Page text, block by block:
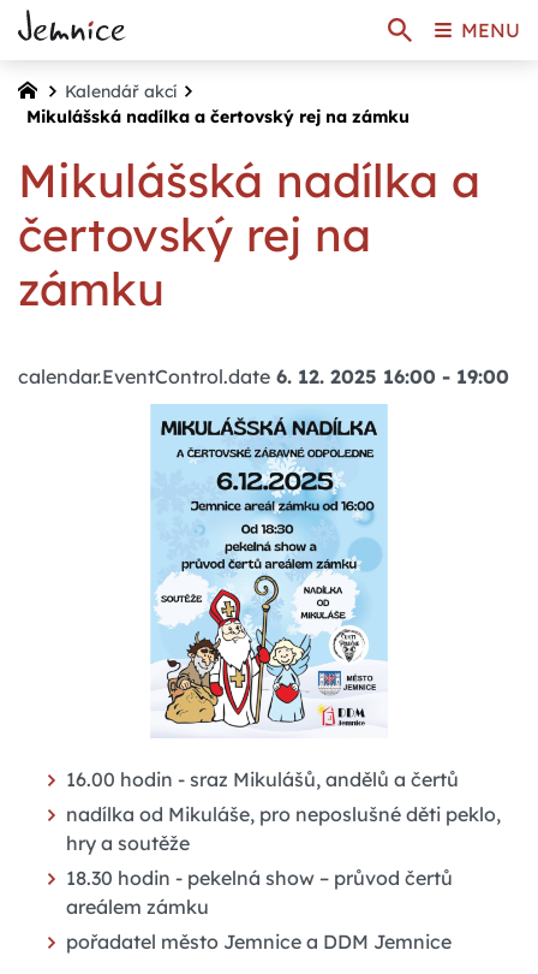
Kalendář akcí
Mikulášská nadílka a čertovský rej na zámku
Mikulášská nadílka a
čertovský rej na
zámku
calendar.EventControl.date 6. 12. 2025 16:00 - 19:00
16.00 hodin - sraz Mikulášů, andělů a čertů
nadílka od Mikuláše, pro neposlušné děti peklo,
hry a soutěže
18.30 hodin - pekelná show – průvod čertů
areálem zámku
pořadatel město Jemnice a DDM Jemnice
MENU